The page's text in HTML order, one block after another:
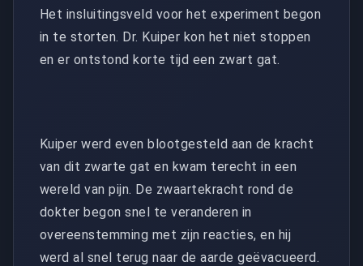
Het insluitingsveld voor het experiment begon
in te storten. Dr. Kuiper kon het niet stoppen
en er ontstond korte tijd een zwart gat.
Kuiper werd even blootgesteld aan de kracht
van dit zwarte gat en kwam terecht in een
wereld van pijn. De zwaartekracht rond de
dokter begon snel te veranderen in
overeenstemming met zijn reacties, en hij
werd al snel terug naar de aarde geëvacueerd.